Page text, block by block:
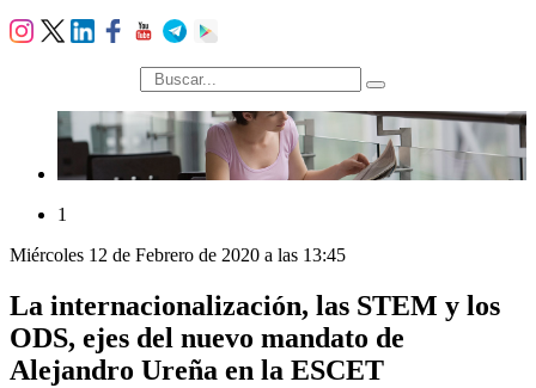
búsqueda
1
Miércoles 12 de Febrero de 2020 a las 13:45
La internacionalización, las STEM y los
ODS, ejes del nuevo mandato de
Alejandro Ureña en la ESCET